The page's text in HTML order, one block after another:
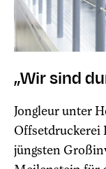
„Wir sind
Jongleur unter
Offsetdruckerei
jüngsten